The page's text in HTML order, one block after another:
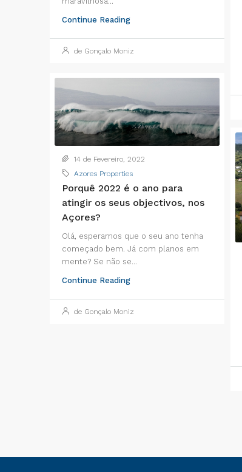
Continue Reading
de Gonçalo Moniz
14 de Fevereiro, 2022
Azores Properties
Porquê 2022 é o ano para
atingir os seus objectivos, nos
Açores?
Olá, esperamos que o seu ano tenha
começado bem. Já com planos em
mente? Se não se...
Continue Reading
de Gonçalo Moniz